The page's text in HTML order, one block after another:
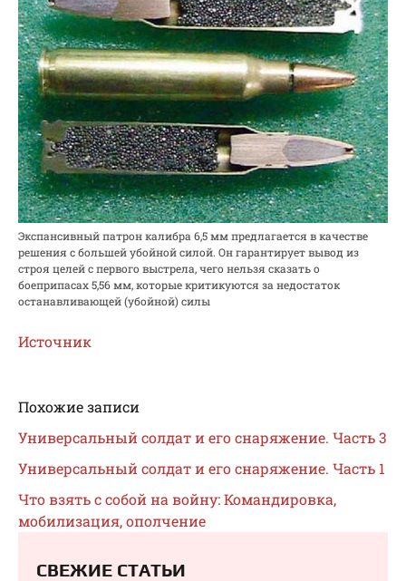
Экспансивный патрон калибра 6,5 мм предлагается в качестве
решения с большей убойной силой. Он гарантирует вывод из
строя целей с первого выстрела, чего нельзя сказать о
боеприпасах 5,56 мм, которые критикуются за недостаток
останавливающей (убойной) силы
Источник
Похожие записи
Универсальный солдат и его снаряжение. Часть 3
Универсальный солдат и его снаряжение. Часть 1
Что взять с собой на войну: Командировка,
мобилизация, ополчение
СВЕЖИЕ СТАТЬИ